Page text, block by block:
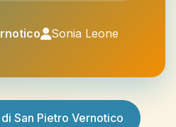
Sonia Leone
San Pietro Vernotico